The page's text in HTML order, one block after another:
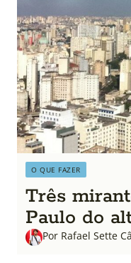
O QUE FAZER
Três
Paulo do
Por Rafael Sette